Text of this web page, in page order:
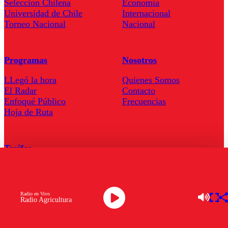
Radio Agricultura
Radio en Vivo
Seleccion Chilena
Universidad de Chile
Torneo Nacional
Economía
Internacional
Nacional
Programas
LLegó la hora
El Radar
Enfoqué Público
Hoja de Ruta
Nosotros
Quienes Somos
Contacto
Frecuencias
Tarifas